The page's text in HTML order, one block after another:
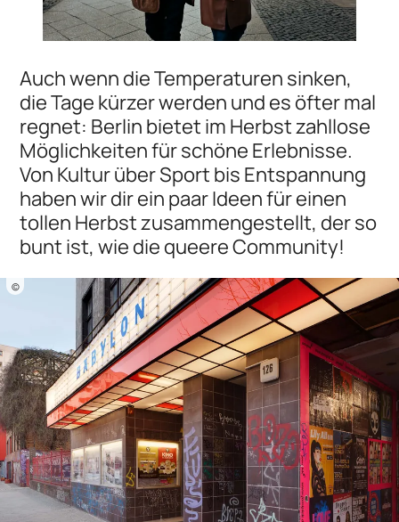
Auch wenn die Temperaturen sinken,
die Tage kürzer werden und es öfter mal
regnet: Berlin bietet im Herbst zahllose
Möglichkeiten für schöne Erlebnisse.
Von Kultur über Sport bis Entspannung
haben wir dir ein paar Ideen für einen
tollen Herbst zusammengestellt, der so
bunt ist, wie die queere Community!
©